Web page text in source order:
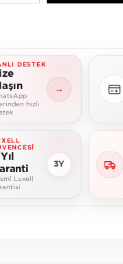
DESTEK
hızlı
→
Luxell
3Y